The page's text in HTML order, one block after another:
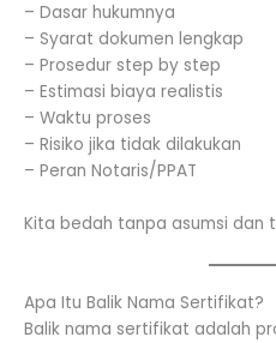
– Dasar hukumnya
– Syarat dokumen lengkap
– Prosedur step by step
– Estimasi biaya realistis
– Waktu proses
– Risiko jika tidak dilakukan
– Peran Notaris/PPAT
Kita bedah tanpa asumsi dan
Apa Itu Balik Nama Sertifikat?
Balik nama sertifikat adalah